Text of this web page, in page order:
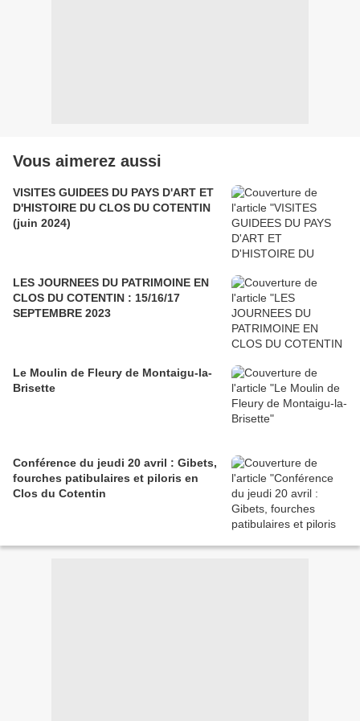
Vous aimerez aussi
VISITES GUIDEES DU PAYS D'ART ET
D'HISTOIRE DU CLOS DU COTENTIN
(juin 2024)
LES JOURNEES DU PATRIMOINE EN
CLOS DU COTENTIN : 15/16/17
SEPTEMBRE 2023
Le Moulin de Fleury de Montaigu-la-
Brisette
Conférence du jeudi 20 avril : Gibets,
fourches patibulaires et piloris en
Clos du Cotentin